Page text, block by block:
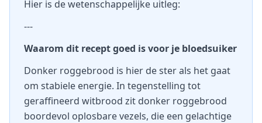
Hier is de wetenschappelijke uitleg:
---
Waarom dit recept goed is voor je bloedsuiker
Donker roggebrood is hier de ster als het gaat
om stabiele energie. In tegenstelling tot
geraffineerd witbrood zit donker roggebrood
boordevol oplosbare vezels, die een gelachtige